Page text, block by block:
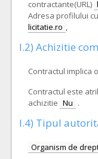
contractante(URL)
Adresa profilului
licitatie.ro ,
I.2) Achizitie
Contractul implica
Contractul este
achizitie Nu .
I.4) Tipul
Organism de